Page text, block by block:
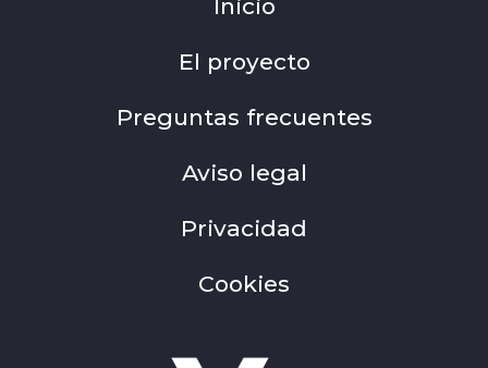
Inicio
El proyecto
Preguntas frecuentes
Aviso legal
Privacidad
Cookies